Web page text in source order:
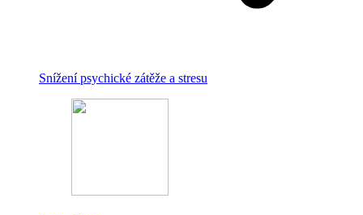
Snížení psychické zátěže a stresu